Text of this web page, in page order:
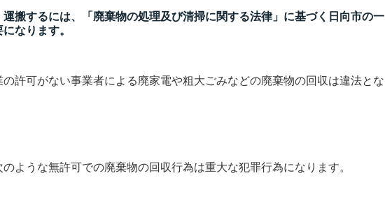
搬するには、「廃棄物の処理及び清掃に関する法律」に基づく日向市の一
なります。
許可がない事業者による廃家電や粗大ごみなどの廃棄物の回収は違法とな
ような無許可での廃棄物の回収行為は重大な犯罪行為になります。